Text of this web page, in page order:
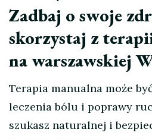
Zadbaj o swoje
skorzystaj z
na warszawskiej
Terapia manualna może
leczenia bólu i poprawy
szukasz naturalnej i